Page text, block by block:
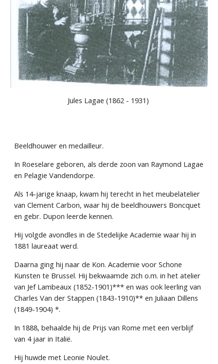
Jules Lagae (1862 - 1931)
Beeldhouwer en medailleur.
In Roeselare geboren, als derde zoon van Raymond Lagae
en Pelagie Vandendorpe.
Als 14-jarige knaap, kwam hij terecht in het meubelatelier
van Clement Carbon, waar hij de beeldhouwers Boncquet
en gebr. Dupon leerde kennen.
Hij volgde avondles in de Stedelijke Academie waar hij in
1881 laureaat werd.
Daarna ging hij naar de Kon. Academie voor Schone
Kunsten te Brussel. Hij bekwaamde zich o.m. in het atelier
van Jef Lambeaux (1852-1901)*** en was ook leerling van
Charles Van der Stappen (1843-1910)** en Juliaan Dillens
(1849-1904) *.
In 1888, behaalde hij de Prijs van Rome met een verblijf
van 4 jaar in Italië.
Hij huwde met Leonie Noulet.